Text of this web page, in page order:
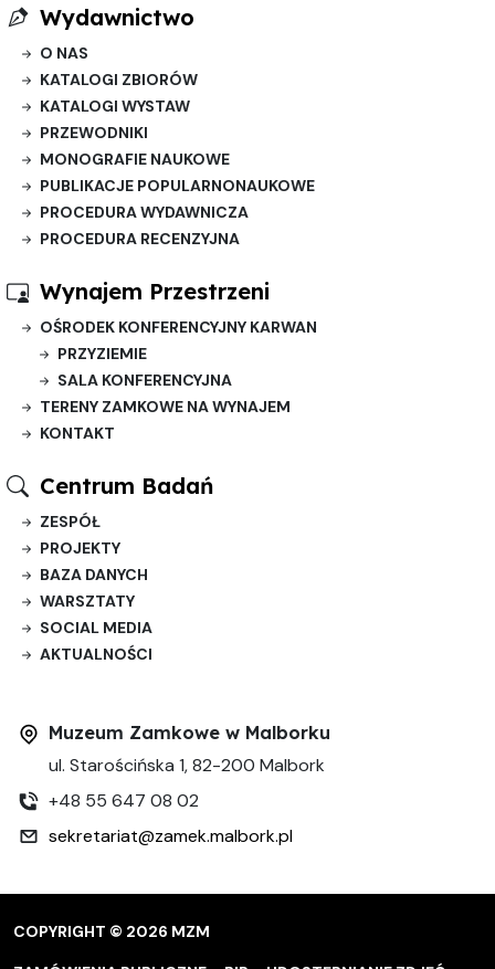
Wydawnictwo
O NAS
KATALOGI ZBIORÓW
KATALOGI WYSTAW
PRZEWODNIKI
MONOGRAFIE NAUKOWE
PUBLIKACJE POPULARNONAUKOWE
PROCEDURA WYDAWNICZA
PROCEDURA RECENZYJNA
Wynajem Przestrzeni
OŚRODEK KONFERENCYJNY KARWAN
PRZYZIEMIE
SALA KONFERENCYJNA
TERENY ZAMKOWE NA WYNAJEM
KONTAKT
Centrum Badań
ZESPÓŁ
PROJEKTY
BAZA DANYCH
WARSZTATY
SOCIAL MEDIA
AKTUALNOŚCI
Muzeum Zamkowe w Malborku
ul. Starościńska 1, 82-200 Malbork
+48 55 647 08 02
sekretariat@zamek.malbork.pl
COPYRIGHT © 2026 MZM